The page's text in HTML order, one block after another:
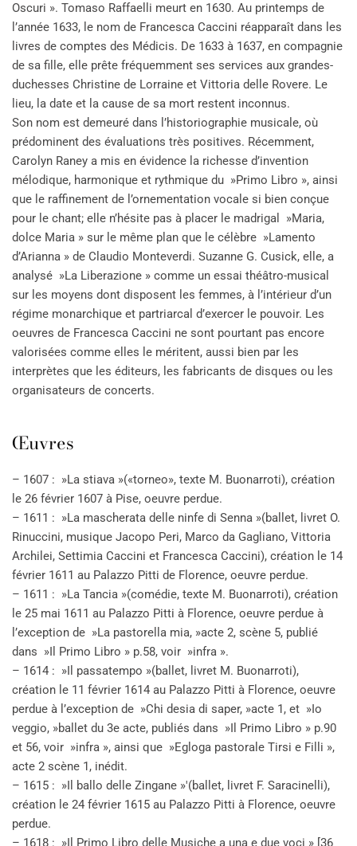
Oscuri ». Tomaso Raffaelli meurt en 1630. Au printemps de
l’année 1633, le nom de Francesca Caccini réapparaît dans les
livres de comptes des Médicis. De 1633 à 1637, en compagnie
de sa fille, elle prête fréquemment ses services aux grandes-
duchesses Christine de Lorraine et Vittoria delle Rovere. Le
lieu, la date et la cause de sa mort restent inconnus.
Son nom est demeuré dans l’historiographie musicale, où
prédominent des évaluations très positives. Récemment,
Carolyn Raney a mis en évidence la richesse d’invention
mélodique, harmonique et rythmique du »Primo Libro », ainsi
que le raffinement de l’ornementation vocale si bien conçue
pour le chant; elle n’hésite pas à placer le madrigal »Maria,
dolce Maria » sur le même plan que le célèbre »Lamento
d’Arianna » de Claudio Monteverdi. Suzanne G. Cusick, elle, a
analysé »La Liberazione » comme un essai théâtro-musical
sur les moyens dont disposent les femmes, à l’intérieur d’un
régime monarchique et partriarcal d’exercer le pouvoir. Les
oeuvres de Francesca Caccini ne sont pourtant pas encore
valorisées comme elles le méritent, aussi bien par les
interprètes que les éditeurs, les fabricants de disques ou les
organisateurs de concerts.
Œuvres
– 1607 : »La stiava »(«torneo», texte M. Buonarroti), création
le 26 février 1607 à Pise, oeuvre perdue.
– 1611 : »La mascherata delle ninfe di Senna »(ballet, livret O.
Rinuccini, musique Jacopo Peri, Marco da Gagliano, Vittoria
Archilei, Settimia Caccini et Francesca Caccini), création le 14
février 1611 au Palazzo Pitti de Florence, oeuvre perdue.
– 1611 : »La Tancia »(comédie, texte M. Buonarroti), création
le 25 mai 1611 au Palazzo Pitti à Florence, oeuvre perdue à
l’exception de »La pastorella mia, »acte 2, scène 5, publié
dans »Il Primo Libro » p.58, voir »infra ».
– 1614 : »Il passatempo »(ballet, livret M. Buonarroti),
création le 11 février 1614 au Palazzo Pitti à Florence, oeuvre
perdue à l’exception de »Chi desia di saper, »acte 1, et »Io
veggio, »ballet du 3e acte, publiés dans »Il Primo Libro » p.90
et 56, voir »infra », ainsi que »Egloga pastorale Tirsi e Filli »,
acte 2 scène 1, inédit.
– 1615 : »Il ballo delle Zingane »'(ballet, livret F. Saracinelli),
création le 24 février 1615 au Palazzo Pitti à Florence, oeuvre
perdue.
– 1618 : »Il Primo Libro delle Musiche a una e due voci » [36